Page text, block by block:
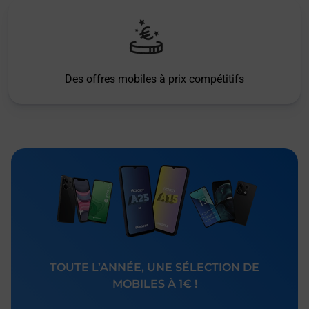
Des offres mobiles à prix compétitifs
TOUTE L’ANNÉE, UNE SÉLECTION DE
MOBILES À 1€ !